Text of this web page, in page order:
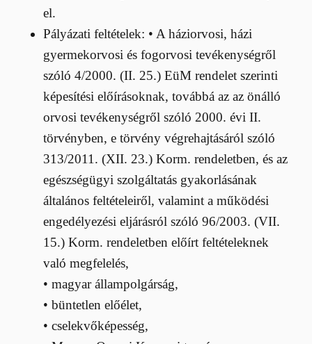
el.
Pályázati feltételek: • A háziorvosi, házi
gyermekorvosi és fogorvosi tevékenységről
szóló 4/2000. (II. 25.) EüM rendelet szerinti
képesítési előírásoknak, továbbá az az önálló
orvosi tevékenységről szóló 2000. évi II.
törvényben, e törvény végrehajtásáról szóló
313/2011. (XII. 23.) Korm. rendeletben, és az
egészségügyi szolgáltatás gyakorlásának
általános feltételeiről, valamint a működési
engedélyezési eljárásról szóló 96/2003. (VII.
15.) Korm. rendeletben előírt feltételeknek
való megfelelés,
• magyar állampolgárság,
• büntetlen előélet,
• cselekvőképesség,